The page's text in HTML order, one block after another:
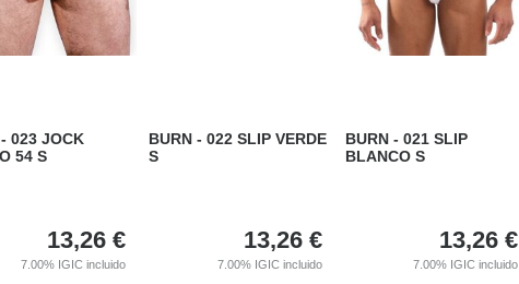
023 JOCK
54 S
13,26 €
7.00% IGIC incluido
BURN - 022 SLIP VERDE
S
13,26 €
7.00% IGIC incluido
BURN - 021 SLIP
BLANCO S
13,26 €
7.00% IGIC incluido